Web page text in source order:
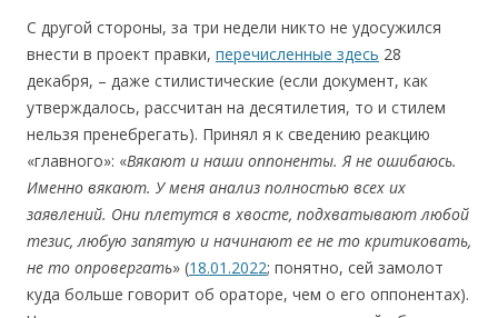
С другой стороны, за три недели никто не удосужился
внести в проект правки, перечисленные здесь 28
декабря, – даже стилистические (если документ, как
утверждалось, рассчитан на десятилетия, то и стилем
нельзя пренебрегать). Принял я к сведению реакцию
«главного»: «Вякают и наши оппоненты. Я не ошибаюсь.
Именно вякают. У меня анализ полностью всех их
заявлений. Они плетутся в хвосте, подхватывают любой
тезис, любую запятую и начинают ее не то критиковать,
не то опровергать» (18.01.2022; понятно, сей замолот
куда больше говорит об ораторе, чем о его оппонентах).